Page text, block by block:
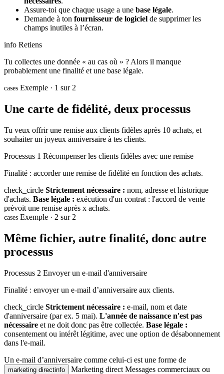
Assure-toi que chaque usage a une base légale.
Demande à ton fournisseur de logiciel de supprimer les
champs inutiles à l’écran.
info Retiens
Tu collectes une donnée « au cas où » ? Alors il manque
probablement une finalité et une base légale.
cases Exemple · 1 sur 2
Une carte de fidélité, deux processus
Tu veux offrir une remise aux clients fidèles après 10 achats, et
souhaiter un joyeux anniversaire à tes clients.
Processus 1 Récompenser les clients fidèles avec une remise
Finalité : accorder une remise de fidélité en fonction des achats.
check_circle Strictement nécessaire : nom, adresse et historique
d'achats. Base légale : exécution d'un contrat : l'accord de vente
prévoit une remise après x achats.
cases Exemple · 2 sur 2
Même fichier, autre finalité, donc autre
processus
Processus 2 Envoyer un e-mail d'anniversaire
Finalité : envoyer un e-mail d’anniversaire aux clients.
check_circle Strictement nécessaire : e-mail, nom et date
d'anniversaire (par ex. 5 mai). L'année de naissance n'est pas
nécessaire et ne doit donc pas être collectée. Base légale :
consentement ou intérêt légitime, avec une option de désabonnement
dans l'e-mail.
Un e-mail d’anniversaire comme celui-ci est une forme de
marketing directinfo Marketing direct Messages commerciaux ou